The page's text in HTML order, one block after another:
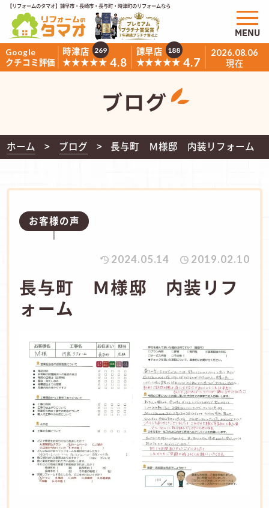
【リフォームのタマオ】諫早市・長崎市・長与町・時津町のリフォームなら
Google
クチコミ評価
時津店
★★★★★ 4.8
269
諫早店
★★★★★ 4.7
188 2026.08.06
現在
MENU
ブログ
ホーム ブログ 長与町 Ｍ様邸 内装リフォーム
お客様の声
2024.05.14 2019.02.10
長与町 Ｍ様邸 内装リフ
ォーム